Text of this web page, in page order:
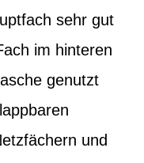
sehr gut
im hinteren
genutzt
und